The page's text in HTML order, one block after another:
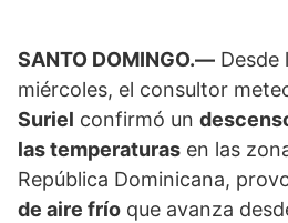
SANTO DOMINGO.— Desde
miércoles, el consultor
Suriel confirmó un
las temperaturas en las
República Dominicana,
de aire frío que avanza